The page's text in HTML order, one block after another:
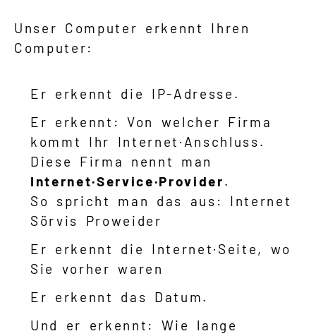
Unser Computer erkennt Ihren
Computer:
Er erkennt die IP-Adresse.
Er erkennt: Von welcher Firma
kommt Ihr Internet·Anschluss.
Diese Firma nennt man
Internet·Service·Provider.
So spricht man das aus: Internet
Sörvis Proweider
Er erkennt die Internet·Seite, wo
Sie vorher waren
Er erkennt das Datum.
Und er erkennt: Wie lange